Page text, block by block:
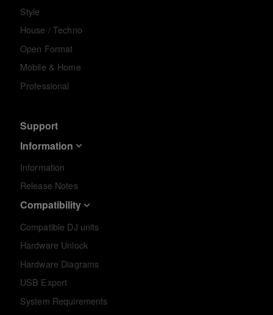
Style
House / Techno
Open Format
Mobile & Home
Professional
Support
Information
Information
Release Notes
Compatibility
Compatible DJ units
Hardware Unlock
Hardware Diagrams
USB Export
System Requirements